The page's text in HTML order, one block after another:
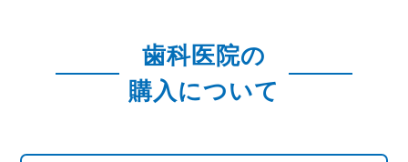
歯科医院の
購入について